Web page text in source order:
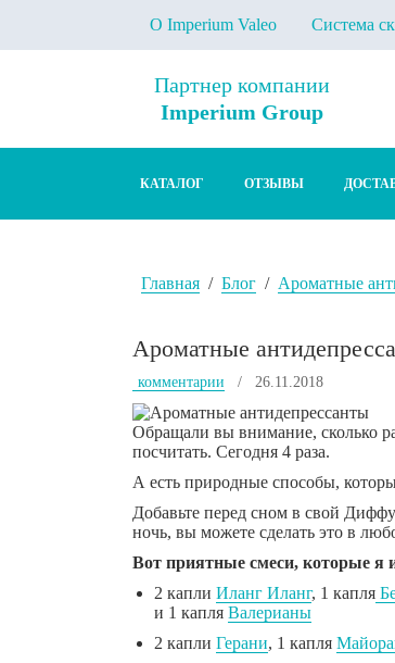
О Imperium Valeo Система
Партнер компании
Imperium Group
КАТАЛОГ ОТЗЫВЫ
Главная / Блог / Ароматные
Ароматные
комментарии / 26.11.2018
Обращали вы внимание, сколько
посчитать. Сегодня 4 раза.
А есть природные способы,
Добавьте перед сном в свой
ночь, вы можете сделать это в
Вот приятные смеси, которые я
2 капли Иланг Иланг, 1 капля
и 1 капля Валерианы
2 капли Герани, 1 капля